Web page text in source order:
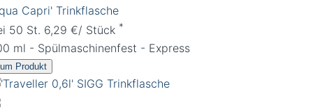
Capri' Trinkflasche
50 St. 6,29 €/ Stück *
ml - Spülmaschinenfest - Express
Produkt